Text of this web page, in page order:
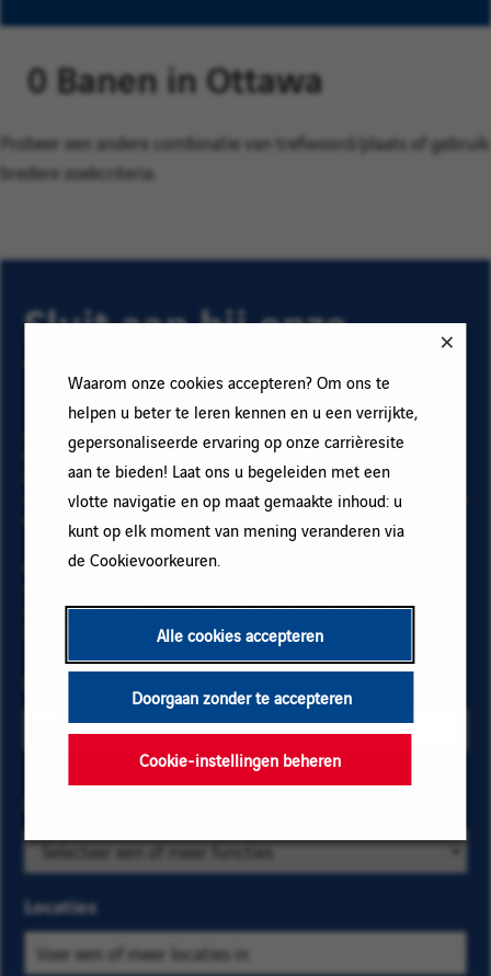
Waarom onze cookies accepteren? Om ons te
helpen u beter te leren kennen en u een verrijkte,
gepersonaliseerde ervaring op onze carrièresite
aan te bieden! Laat ons u begeleiden met een
vlotte navigatie en op maat gemaakte inhoud: u
kunt op elk moment van mening veranderen via
de Cookievoorkeuren.
Alle cookies accepteren
Doorgaan zonder te accepteren
Cookie-instellingen beheren
0 Banen in Ottawa
Probeer een andere combinatie van trefwoord/plaats of gebruik
bredere zoekcriteria.
Sluit aan bij onze
Talent Community!
Abonneer op onze e-mail alerts om ons vacature aanbod
te ontvangen en informatie te krijgen over nieuwe banen
binnen Vinci. Vul uw e-mailadres en voorkeuren in. Klik
op "Toevoegen" en vervolgens op "Abonneren" en blijf op
de hoogte via onze e-mail alerts!
Onderstaande gegevens zijn noodzakelijk om te kunnen
over het beheer van uw gegevens en over uw rechten,
E-mailadres
bedrijfs- en
locatiecriteria
vacatures te
vinden die u
op
categorie
kies
Locaties